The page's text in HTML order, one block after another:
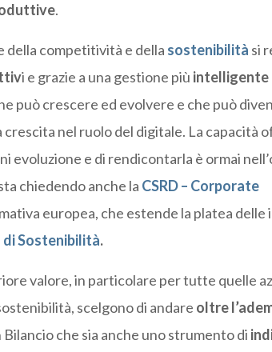
.
della competitività e della sostenibilità si
i e grazie a una gestione più intelligente
può crescere ed evolvere e che può
nel ruolo del digitale. La capacità
evoluzione e di rendicontarla è ormai
chiedendo anche la CSRD – Corporate
europea, che estende la platea delle
di Sostenibilità.
valore, in particolare per tutte quelle
scelgono di andare oltre
Bilancio che sia anche uno strumento di